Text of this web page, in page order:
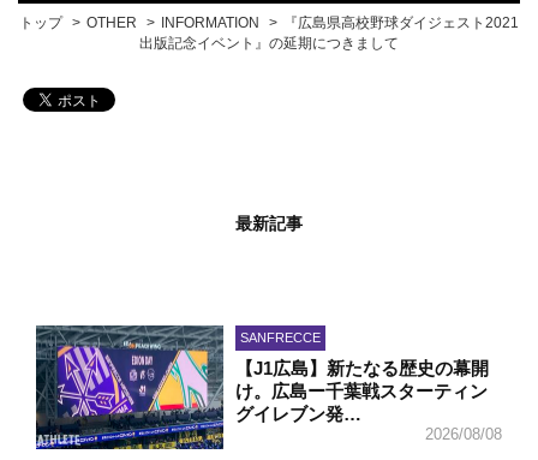
トップ OTHER INFORMATION
『広島県高校野球ダイジェスト2021
出版記念イベント』の延期につきまして
最新記事
SANFRECCE
【J1広島】新たなる歴史の幕開
け。広島ー千葉戦スターティン
グイレブン発…
2026/08/08